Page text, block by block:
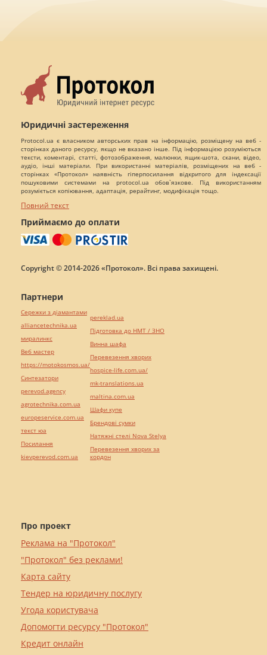
Юридичні застереження
Protocol.ua є власником авторських прав на інформацію, розміщену на веб -
сторінках даного ресурсу, якщо не вказано інше. Під інформацією розуміються
тексти, коментарі, статті, фотозображення, малюнки, ящик-шота, скани, відео,
аудіо, інші матеріали. При використанні матеріалів, розміщених на веб -
сторінках «Протокол» наявність гіперпосилання відкритого для індексації
пошуковими системами на protocol.ua обов`язкове. Під використанням
розуміється копіювання, адаптація, рерайтинг, модифікація тощо.
Повний текст
Приймаємо до оплати
Copyright © 2014-2026 «Протокол». Всі права захищені.
Про проект
Реклама на "Протокол"
"Протокол" без реклами!
Карта сайту
Тендер на юридичну послугу
Угода користувача
Допомогти ресурсу "Протокол"
Кредит онлайн
Партнери
Сережки з діамантами
alliancetechnika.ua
миралинкс
Веб мастер
https://motokosmos.ua/
Синтезатори
perevod.agency
agrotechnika.com.ua
europeservice.com.ua
текст юа
Посилання
kievperevod.com.ua
pereklad.ua
Підготовка до НМТ / ЗНО
Винна шафа
Перевезення хворих
hospice-life.com.ua/
mk-translations.ua
maltina.com.ua
Шафи купе
Брендові сумки
Натяжні стелі Nova Stelya
Перевезення хворих за
кордон